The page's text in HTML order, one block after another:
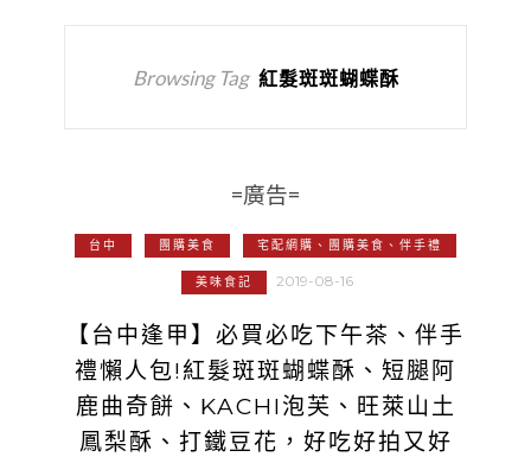
Browsing Tag 紅髮斑斑蝴蝶酥
=廣告=
台中 團購美食 宅配網購、團購美食、伴手禮
美味食記 2019-08-16
【台中逢甲】必買必吃下午茶、伴手
禮懶人包!紅髮斑斑蝴蝶酥、短腿阿
鹿曲奇餅、KACHI泡芙、旺萊山土
鳳梨酥、打鐵豆花，好吃好拍又好